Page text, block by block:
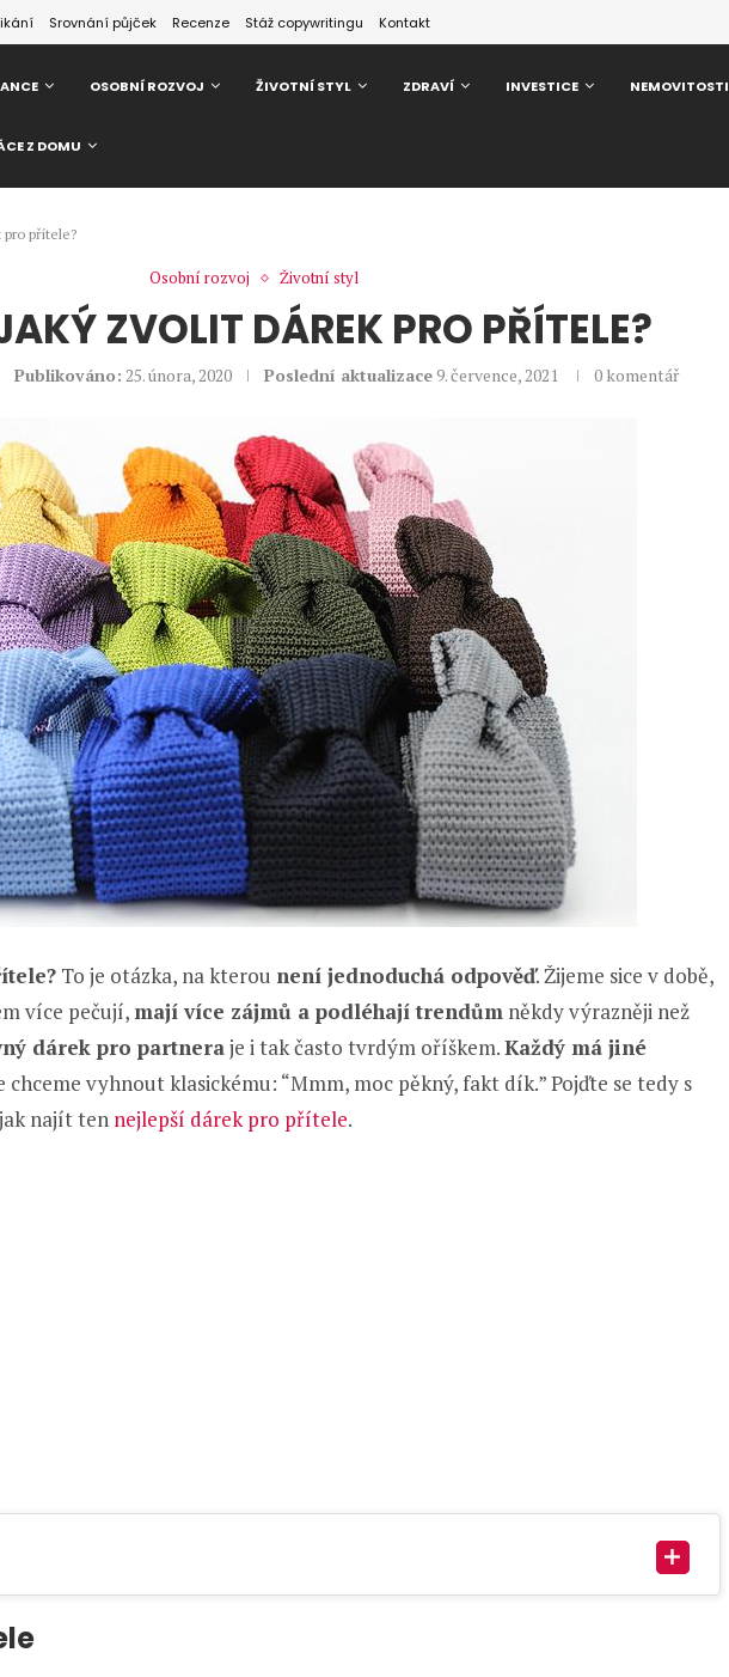
Srovnání půjček Recenze Stáž copywritingu Kontakt
OSOBNÍ ROZVOJ ŽIVOTNÍ STYL ZDRAVÍ INVESTICE NEMOVITOSTI
Z DOMU
pro přítele?
Osobní rozvoj Životní styl
ZVOLIT DÁREK PRO PŘÍTELE?
Publikováno: 25. února, 2020 Poslední aktualizace 9. července, 2021 0 komentář
To je otázka, na kterou není jednoduchá odpověď. Žijeme sice v době,
více pečují, mají více zájmů a podléhají trendům někdy výrazněji než
dárek pro partneraje i tak často tvrdým oříškem.Každý má jiné
chceme vyhnout klasickému: “Mmm, moc pěkný, fakt dík.” Pojďte se tedy s
najít ten nejlepší dárek pro přítele.